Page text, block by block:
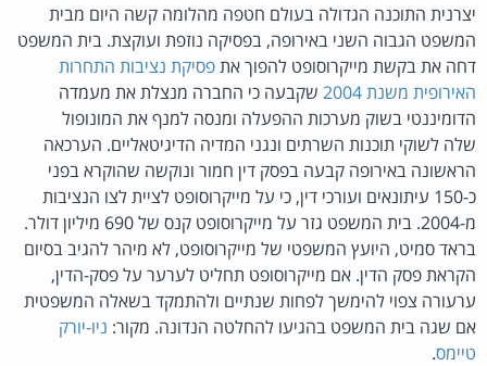
יצרנית התוכנה הגדולה בעולם חטפה מהלומה קשה היום מבית
המשפט הגבוה השני באירופה, בפסיקה נוזפת ועוקצת. בית המשפט
דחה את בקשת מייקרוסופט להפוך אתפסיקת נציבות התחרות
האירופית משנת 2004
שקבעה כי החברה מנצלת את מעמדה
הדומיננטי בשוק מערכות ההפעלה ומנסה למנף את המונופול
שלה לשוקי תוכנות השרתים ונגני המדיה הדיגיטאליים. הערכאה
הראשונה באירופה קבעה בפסק דין חמור ונוקשה שהוקרא בפני
כ-150 עיתונאים ועורכי דין, כי על מייקרוסופט לציית לצו הנציבות
מ-2004. בית המשפט גזר על מייקרוסופט קנס של 690 מיליון דולר.
בראד סמיט, היועץ המשפטי של מייקרוסופט, לא מיהר להגיב בסיום
הקראת פסק הדין. אם מייקרוסופט תחליט לערער על פסק-הדין,
ערעורה צפוי להימשך לפחות שנתיים ולהתמקד בשאלה המשפטית
אם שגה בית המשפט בהגיעו להחלטה הנדונה. מקור: ניו-יורק
טיימס.